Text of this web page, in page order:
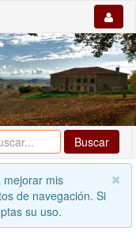
Buscar
mejorar mis
de navegación. Si
su uso.